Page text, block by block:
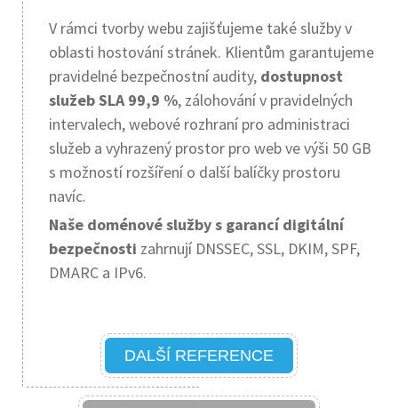
V rámci tvorby webu zajišťujeme také služby v
oblasti hostování stránek. Klientům garantujeme
pravidelné bezpečnostní audity, dostupnost
služeb SLA 99,9 %, zálohování v pravidelných
intervalech, webové rozhraní pro administraci
služeb a vyhrazený prostor pro web ve výši 50 GB
s možností rozšíření o další balíčky prostoru
navíc.
Naše doménové služby s garancí digitální
bezpečnosti zahrnují DNSSEC, SSL, DKIM, SPF,
DMARC a IPv6.
DALŠÍ REFERENCE